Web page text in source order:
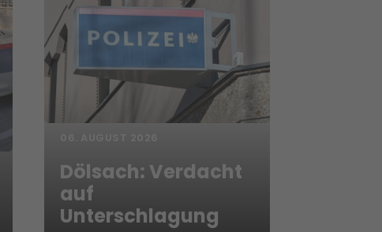
Dölsach: Verdacht
auf
Unterschlagung